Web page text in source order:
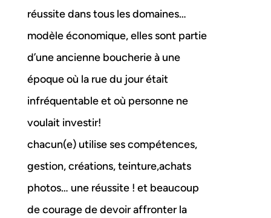
réussite dans tous les domaines…
modèle économique, elles sont partie
d’une ancienne boucherie à une
époque où la rue du jour était
infréquentable et où personne ne
voulait investir!
chacun(e) utilise ses compétences,
gestion, créations, teinture,achats
photos… une réussite ! et beaucoup
de courage de devoir affronter la